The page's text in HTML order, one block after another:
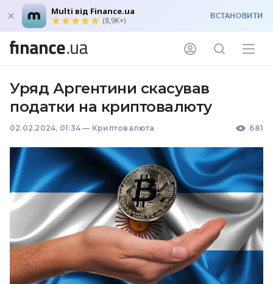
Multi від Finance.ua
(8,9K+) ВСТАНОВИТИ
Уряд Аргентини скасував
податки на криптовалюту
02.02.2024, 01:34 — Криптовалюта 681